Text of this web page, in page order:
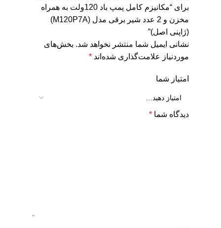
برای “مکانیزم کامل پمپ باد 120ولت به همراه
مخزن و 2 عدد شیر برقی مدل (M120P7A)
(ژاپنی اصل)”
نشانی ایمیل شما منتشر نخواهد شد. بخش‌های
موردنیاز علامت‌گذاری شده‌اند *
امتیاز شما
دیدگاه شما *